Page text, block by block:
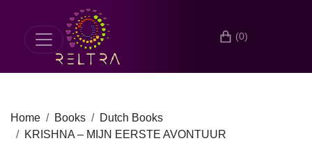
(0)
Home Books
Dutch Books
KRISHNA – MIJN EERSTE AVONTUUR